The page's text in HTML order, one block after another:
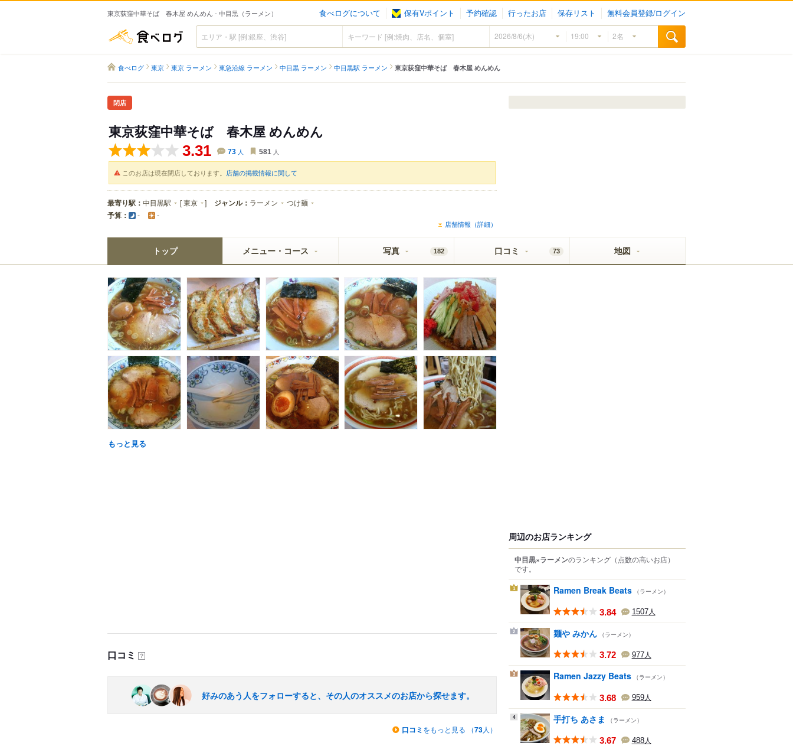
東京荻窪中華そば 春木屋 めんめん - 中目黒（ラーメン） 食べログについて 保有Vポイント 予約確認 行ったお店 保存リスト 無料会員登録/ログイン
食べログ
食べログ 東京 東京 ラーメン 東急沿線 ラーメン 中目黒 ラーメン 中目黒駅 ラーメン 東京荻窪中華そば 春木屋 めんめん
閉店
東京荻窪中華そば 春木屋 めんめん
3.31 73 人 581 人
このお店は現在閉店しております。 店舗の掲載情報に関して
最寄り駅： 中目黒駅 [東京 ] ジャンル： ラーメン つけ麺
予算： - -
店舗情報（詳細）
トップ メニュー・コース 写真 182 口コミ 73 地図
もっと見る
口コミ ？
好みのあう人をフォローすると、その人のオススメのお店から探せます。
口コミ をもっと見る （73人）
周辺のお店ランキング
中目黒×ラーメンのランキング （点数の高いお店）
です。
1 Ramen Break Beats （ラーメン）
3.84 1507人
2 麺や みかん （ラーメン）
3.72 977人
3 Ramen Jazzy Beats （ラーメン）
3.68 959人
4 手打ち あさま （ラーメン）
3.67 488人